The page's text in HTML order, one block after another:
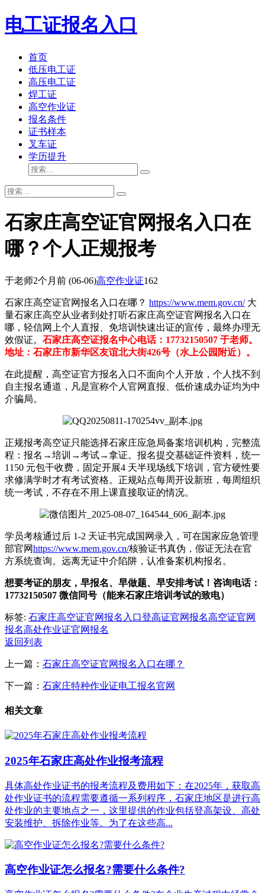
电工证报名入口
首页
低压电工证
高压电工证
焊工证
高空作业证
报名条件
证书样本
叉车证
学历提升
石家庄高空证官网报名入口在
哪？个人正规报考
于老师2个月前 (06-06)高空作业证162
石家庄高空证官网报名入口在哪？ https://www.mem.gov.cn/大
量石家庄高空从业者到处打听石家庄高空证官网报名入口在
哪，轻信网上个人直报、免培训快速出证的宣传，最终办理无
效假证。 石家庄高空证报名中心电话：17732150507 于老师。
地址：石家庄市新华区友谊北大街426号（水上公园附近）。
在此提醒，高空证官方报名入口不面向个人开放，个人找不到
自主报名通道，凡是宣称个人官网直报、低价速成办证均为中
介骗局。
正规报考高空证只能选择石家庄应急局备案培训机构，完整流
程：报名→培训→考试→拿证。报名提交基础证件资料，统一
1150 元包干收费，固定开展4 天半现场线下培训，官方硬性要
求修满学时才有考试资格。正规站点每周开设新班，每周组织
统一考试，不存在不用上课直接取证的情况。
学员考核通过后 1-2 天证书完成国网录入，可在国家应急管理
部官网https://www.mem.gov.cn/核验证书真伪，假证无法在官
方系统查询。远离无证中介陷阱，认准备案机构报名。
想要考证的朋友，早报名、早做题、早安排考试！咨询电话：
17732150507 微信同号（能来石家庄培训考试的致电）
标签: 石家庄高空证官网报名入口登高证官网报名高空证官网
报名高处作业证官网报名
返回列表
上一篇： 石家庄高空证官网报名入口在哪？
下一篇： 石家庄特种作业证电工报名官网
相关文章
2025年石家庄高处作业报考流程
具体高处作业证书的报考流程及费用如下：在2025年，获取高
处作业证书的流程需要遵循一系列程序，石家庄地区是进行高
处作业的主要地点之一，这里提供的作业包括登高架设、高处
安装维护、拆除作业等。为了在这些高...
高空作业证怎么报名?需要什么条件?